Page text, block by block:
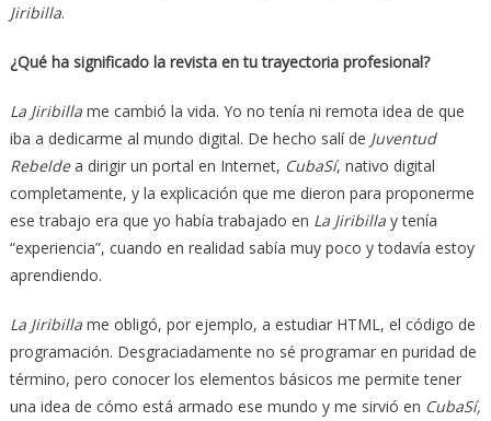
Jiribilla.
¿Qué ha significado la revista en tu trayectoria profesional?
La Jiribillame cambió la vida. Yo no tenía ni remota idea de que
iba a dedicarme al mundo digital. De hecho salí de Juventud
Rebeldea dirigir un portal en Internet, CubaSí, nativo digital
completamente, y la explicación que me dieron para proponerme
ese trabajo era que yo había trabajado en La Jiribillay tenía
“experiencia”, cuando en realidad sabía muy poco y todavía estoy
aprendiendo.
La Jiribillame obligó, por ejemplo, a estudiar HTML, el código de
programación. Desgraciadamente no sé programar en puridad de
término, pero conocer los elementos básicos me permite tener
una idea de cómo está armado ese mundo y me sirvió en CubaSí,